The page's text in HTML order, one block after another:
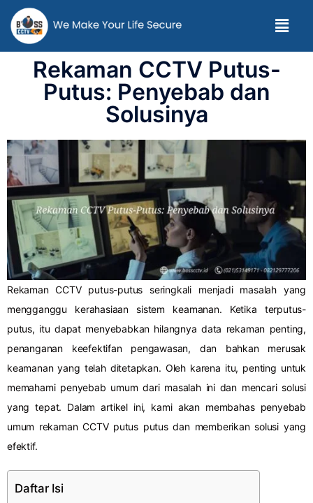
Rekaman CCTV Putus-
Putus: Penyebab dan
Solusinya
Rekaman CCTV putus-putus seringkali menjadi masalah yang
mengganggu kerahasiaan sistem keamanan. Ketika terputus-
putus, itu dapat menyebabkan hilangnya data rekaman penting,
penanganan keefektifan pengawasan, dan bahkan merusak
keamanan yang telah ditetapkan. Oleh karena itu, penting untuk
memahami penyebab umum dari masalah ini dan mencari solusi
yang tepat. Dalam artikel ini, kami akan membahas penyebab
umum rekaman CCTV putus putus dan memberikan solusi yang
efektif.
Daftar Isi